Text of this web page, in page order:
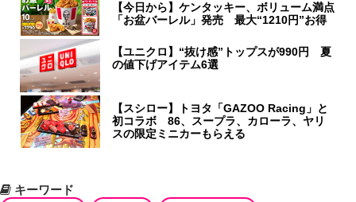
【今日から】ケンタッキー、ボリューム満点
「お盆バーレル」発売 最大“1210円”お得
【ユニクロ】“抜け感”トップスが990円 夏
の値下げアイテム6選
【スシロー】トヨタ「GAZOO Racing」と
初コラボ 86、スープラ、カローラ、ヤリ
スの限定ミニカーもらえる
キーワード